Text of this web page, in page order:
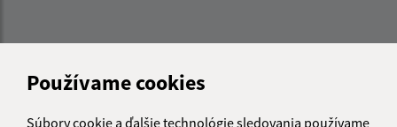
Používame cookies
Súbory cookie a ďalšie technológie sledovania používame